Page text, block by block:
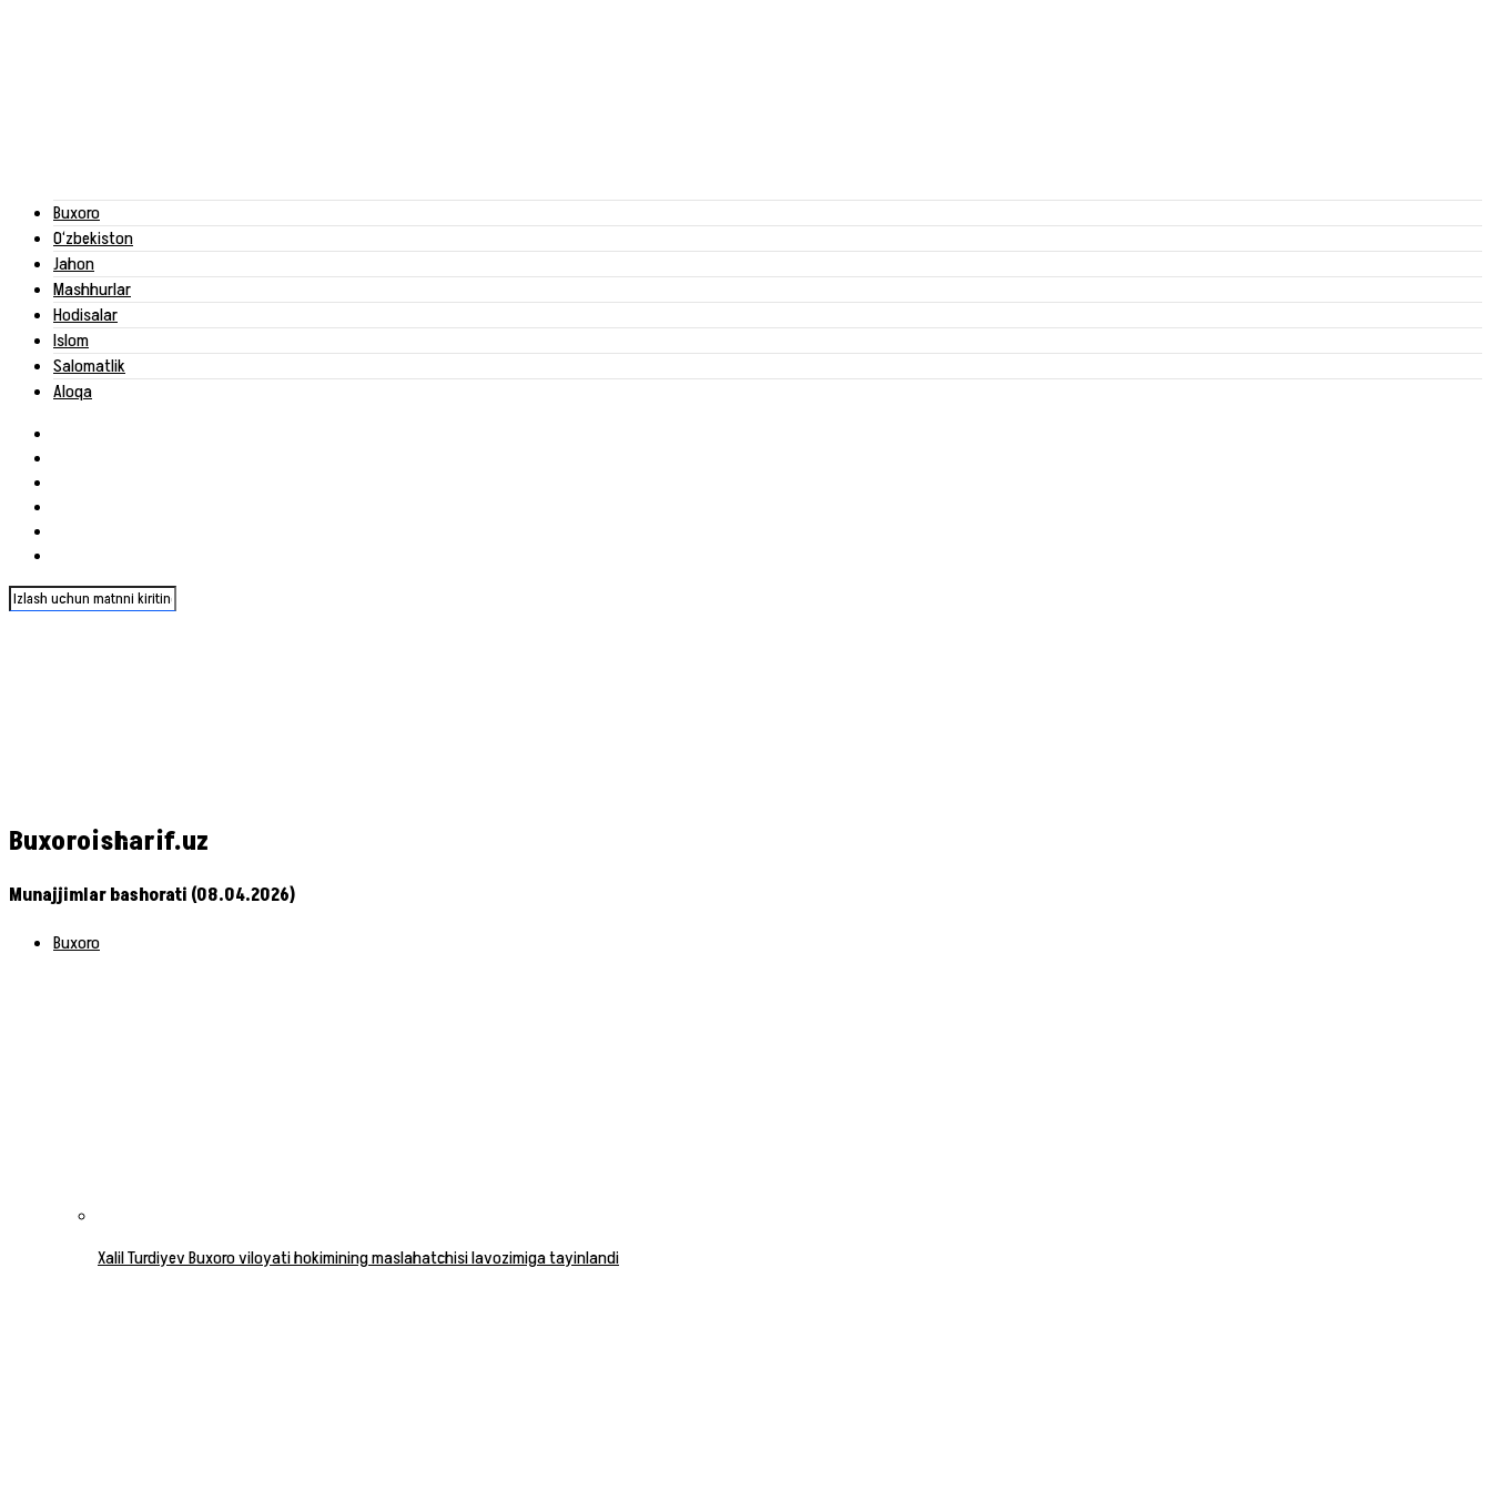
Buxoro
O‘zbekiston
Jahon
Mashhurlar
Hodisalar
Islom
Salomatlik
Aloqa
Buxoroisharif.uz
Munajjimlar bashorati (08.04.2026)
Buxoro
Xalil Turdiyev Buxoro viloyati hokimining maslahatchisi lavozimiga tayinlandi